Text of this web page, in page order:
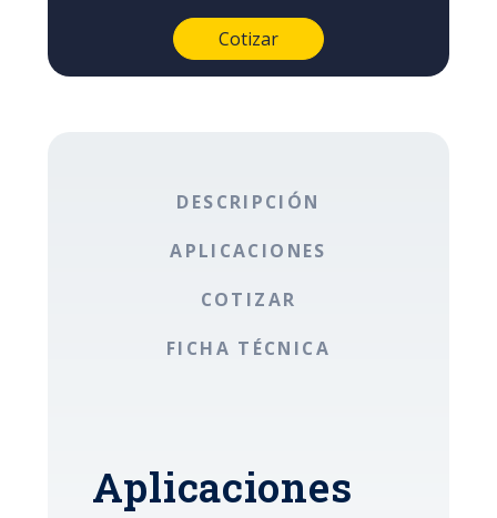
DESCRIPCIÓN
APLICACIONES
COTIZAR
FICHA TÉCNICA
Aplicaciones